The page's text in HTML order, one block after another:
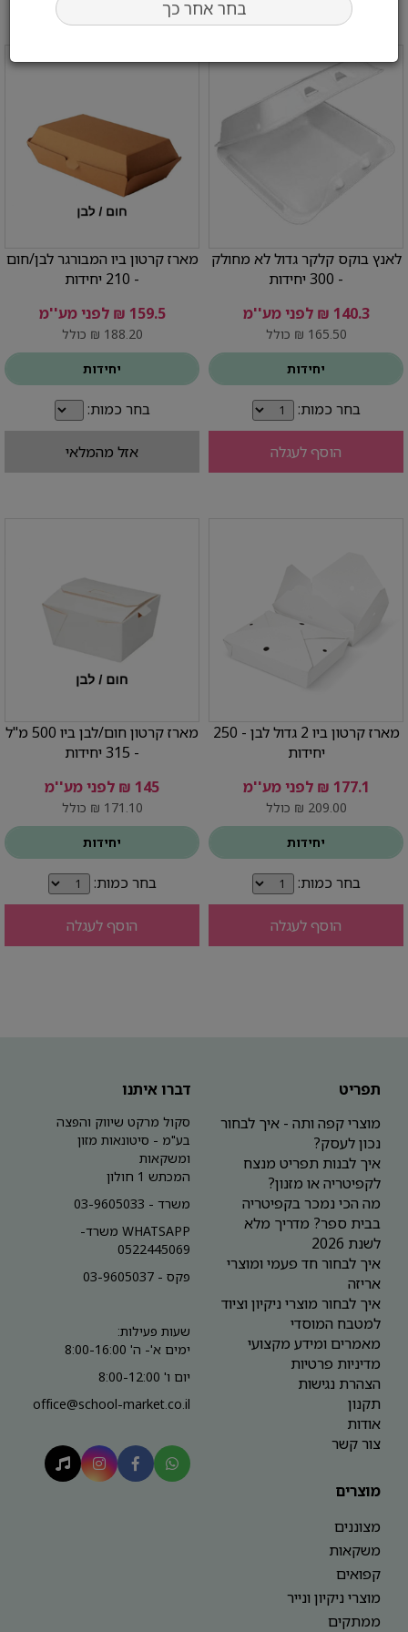
בחר אחר כך
לאנץ בוקס קלקר גדול לא מחולק
- 300 יחידות
140.3 ₪ לפני מע''מ
165.50 ₪ כולל
יחידות
בחר כמות:
הוסף לעגלה
מארז קרטון ביו המבורגר לבן/חום
- 210 יחידות
159.5 ₪ לפני מע''מ
188.20 ₪ כולל
יחידות
בחר כמות:
אזל מהמלאי
מארז קרטון ביו 2 גדול לבן - 250
יחידות
177.1 ₪ לפני מע''מ
209.00 ₪ כולל
יחידות
בחר כמות:
הוסף לעגלה
מארז קרטון חום/לבן ביו 500 מ"ל
- 315 יחידות
145 ₪ לפני מע''מ
171.10 ₪ כולל
יחידות
בחר כמות:
הוסף לעגלה
דברו איתנו
סקול מרקט שיווק והפצה
בע"מ - סיטונאות מזון
ומשקאות
המכתש 1 חולון
משרד - 03-9605033
WHATSAPP משרד-
0522445069
פקס - 03-9605037
שעות פעילות:
ימים א'- ה' 8:00-16:00
יום ו' 8:00-12:00
office@school-market.co.il
תפריט
מוצרי קפה ותה - איך לבחור
נכון לעסק?
איך לבנות תפריט מנצח
לקפיטריה או מזנון?
מה הכי נמכר בקפיטריה
בבית ספר? מדריך מלא
לשנת 2026
איך לבחור חד פעמי ומוצרי
אריזה
איך לבחור מוצרי ניקיון וציוד
למטבח המוסדי
מאמרים ומידע מקצועי
מדיניות פרטיות
הצהרת נגישות
תקנון
אודות
צור קשר
מוצרים
מצוננים
משקאות
קפואים
מוצרי ניקיון ונייר
ממתקים